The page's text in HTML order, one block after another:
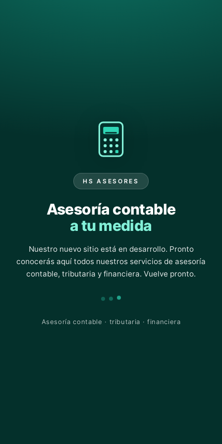
HS ASESORES
Asesoría contable
a tu medida
Nuestro nuevo sitio está en desarrollo. Pronto
conocerás aquí todos nuestros servicios de asesoría
contable, tributaria y financiera. Vuelve pronto.
Asesoría contable · tributaria · financiera